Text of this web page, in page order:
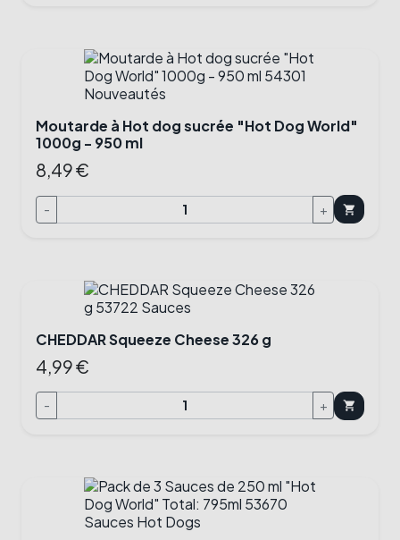
Moutarde à Hot dog sucrée "Hot Dog World"
1000g - 950 ml
8,49 €
- + shopping_cart
CHEDDAR Squeeze Cheese 326 g
4,99 €
- + shopping_cart